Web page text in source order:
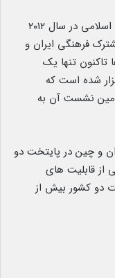
وی به سفر رییس سازمان فرهنگ و ارتباطات اسلامی در سال ۲۰۱۲
فرهنگی ایران و
تاکنون تنها یک
شده است که
نشست آن به
و چین در پایتخت دو
از قابلیت‏ های
دو کشور بیش از